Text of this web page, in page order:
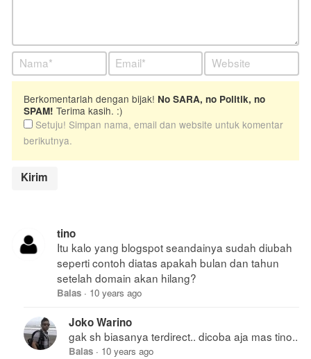
Berkomentarlah dengan bijak! No SARA, no Politik, no
SPAM! Terima kasih. :)
Setuju! Simpan nama, email dan website untuk komentar
berikutnya.
tino
Itu kalo yang blogspot seandainya sudah diubah
seperti contoh diatas apakah bulan dan tahun
setelah domain akan hilang?
Balas · 10 years ago
Joko Warino
gak sh biasanya terdirect.. dicoba aja mas tino..
Balas · 10 years ago